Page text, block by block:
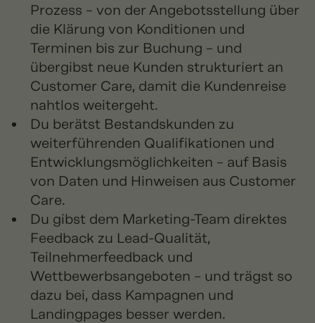
Prozess – von der Angebotsstellung über
die Klärung von Konditionen und
Terminen bis zur Buchung – und
übergibst neue Kunden strukturiert an
Customer Care, damit die Kundenreise
nahtlos weitergeht.
Du berätst Bestandskunden zu
weiterführenden Qualifikationen und
Entwicklungsmöglichkeiten – auf Basis
von Daten und Hinweisen aus Customer
Care.
Du gibst dem Marketing-Team direktes
Feedback zu Lead-Qualität,
Teilnehmerfeedback und
Wettbewerbsangeboten – und trägst so
dazu bei, dass Kampagnen und
Landingpages besser werden.